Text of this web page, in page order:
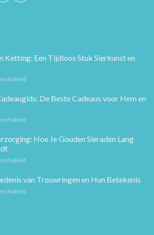
Ketting: Een Tijdloos Stuk Sierkunst en
Gouden
Ketting:
Sierkunst
en
De Beste Cadeaus voor Hem en
Cadeaugids:
De
Hem
Hoe Je Gouden Sieraden Lang
Verzorging:
Hoe
van Trouwringen en Hun Betekenis